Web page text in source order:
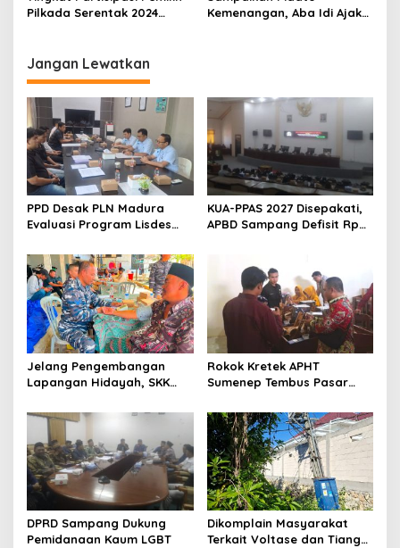
Pilkada Serentak 2024
Kemenangan, Aba Idi Ajak
Jangan Lewatkan
PPD Desak PLN Madura
Evaluasi Program Lisdes
KUA-PPAS 2027 Disepakati,
APBD Sampang Defisit Rp
Jelang Pengembangan
Lapangan Hidayah, SKK
Perkuat Sinergi dengan
Nelayan Sampang
Rokok Kretek APHT
Sumenep Tembus Pasar
DPRD Sampang Dukung
Pemidanaan Kaum LGBT
Dikomplain Masyarakat
Terkait Voltase dan Tiang